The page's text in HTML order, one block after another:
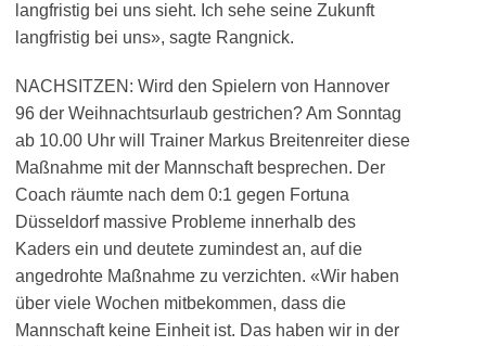
langfristig bei uns sieht. Ich sehe seine Zukunft
langfristig bei uns», sagte Rangnick.
NACHSITZEN: Wird den Spielern von Hannover
96 der Weihnachtsurlaub gestrichen? Am Sonntag
ab 10.00 Uhr will Trainer Markus Breitenreiter diese
Maßnahme mit der Mannschaft besprechen. Der
Coach räumte nach dem 0:1 gegen Fortuna
Düsseldorf massive Probleme innerhalb des
Kaders ein und deutete zumindest an, auf die
angedrohte Maßnahme zu verzichten. «Wir haben
über viele Wochen mitbekommen, dass die
Mannschaft keine Einheit ist. Das haben wir in der